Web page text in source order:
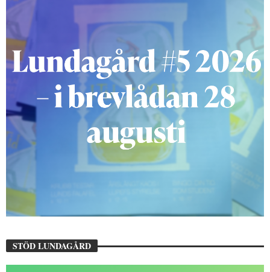
STÖD LUNDAGÅRD